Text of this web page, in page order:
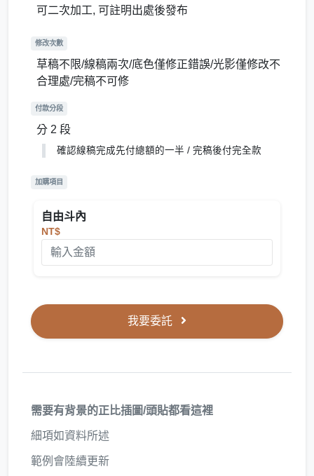
可二次加工, 可註明出處後發布
修改次數
草稿不限/線稿兩次/底色僅修正錯誤/光影僅修改不
合理處/完稿不可修
付款分段
分 2 段
確認線稿完成先付總額的一半 / 完稿後付完全款
加購項目
自由斗內
NT$
我要委託
需要有背景的正比插圖/頭貼都看這裡
細項如資料所述
範例會陸續更新